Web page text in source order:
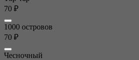
70 ₽
1000 островов
70 ₽
Чесночный